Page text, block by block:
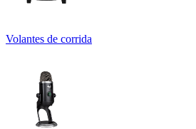
Volantes de corrida